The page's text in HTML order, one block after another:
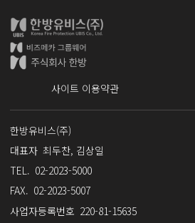
사이트 이용약관
사업자명
한방유비스(주)
대표자 최두찬, 김상일
TEL. 02-2023-5000
FAX. 02-2023-5007
사업자등록번호 220-81-15635